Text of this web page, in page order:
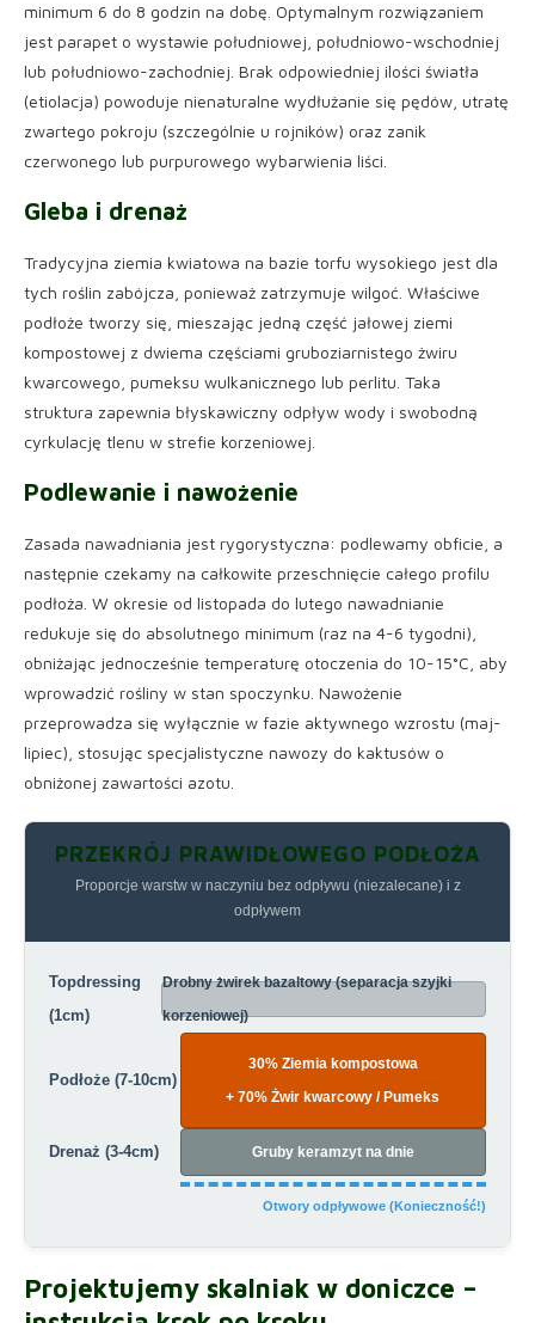
minimum 6 do 8 godzin na dobę. Optymalnym rozwiązaniem
jest parapet o wystawie południowej, południowo-wschodniej
lub południowo-zachodniej. Brak odpowiedniej ilości światła
(etiolacja) powoduje nienaturalne wydłużanie się pędów, utratę
zwartego pokroju (szczególnie u rojników) oraz zanik
czerwonego lub purpurowego wybarwienia liści.
Gleba i drenaż
Tradycyjna ziemia kwiatowa na bazie torfu wysokiego jest dla
tych roślin zabójcza, ponieważ zatrzymuje wilgoć. Właściwe
podłoże tworzy się, mieszając jedną część jałowej ziemi
kompostowej z dwiema częściami gruboziarnistego żwiru
kwarcowego, pumeksu wulkanicznego lub perlitu. Taka
struktura zapewnia błyskawiczny odpływ wody i swobodną
cyrkulację tlenu w strefie korzeniowej.
Podlewanie i nawożenie
Zasada nawadniania jest rygorystyczna: podlewamy obficie, a
następnie czekamy na całkowite przeschnięcie całego profilu
podłoża. W okresie od listopada do lutego nawadnianie
redukuje się do absolutnego minimum (raz na 4-6 tygodni),
obniżając jednocześnie temperaturę otoczenia do 10-15°C, aby
wprowadzić rośliny w stan spoczynku. Nawożenie
przeprowadza się wyłącznie w fazie aktywnego wzrostu (maj-
lipiec), stosując specjalistyczne nawozy do kaktusów o
obniżonej zawartości azotu.
PRZEKRÓJ PRAWIDŁOWEGO PODŁOŻA
Proporcje warstw w naczyniu bez odpływu (niezalecane) i z
odpływem
Topdressing
(1cm)
Drobny żwirek bazaltowy (separacja szyjki
korzeniowej)
Podłoże (7-10cm)
30% Ziemia kompostowa
+ 70% Żwir kwarcowy / Pumeks
Drenaż (3-4cm) Gruby keramzyt na dnie
Otwory odpływowe (Konieczność!)
Projektujemy skalniak w doniczce –